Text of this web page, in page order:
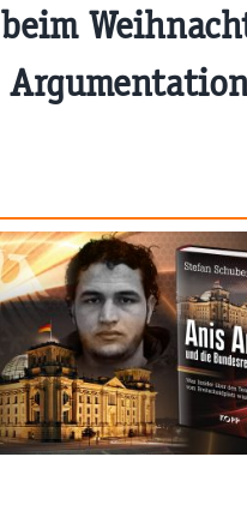
beim